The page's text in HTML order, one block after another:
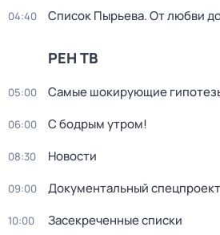
04:40 Список Пырьева. От любви
РЕН ТВ
05:00 Самые шoкиpующие
06:00 С бодрым утром!
08:30 Новости
09:00 Документальный спецпроект
10:00 Заcекрeченные списки